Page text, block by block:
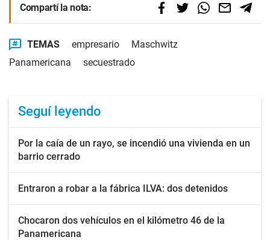
Compartí la nota:
TEMAS empresario
Maschwitz
Panamericana
secuestrado
Seguí leyendo
Por la caía de un rayo, se incendió una vivienda en un
barrio cerrado
Entraron a robar a la fábrica ILVA: dos detenidos
Chocaron dos vehículos en el kilómetro 46 de la
Panamericana